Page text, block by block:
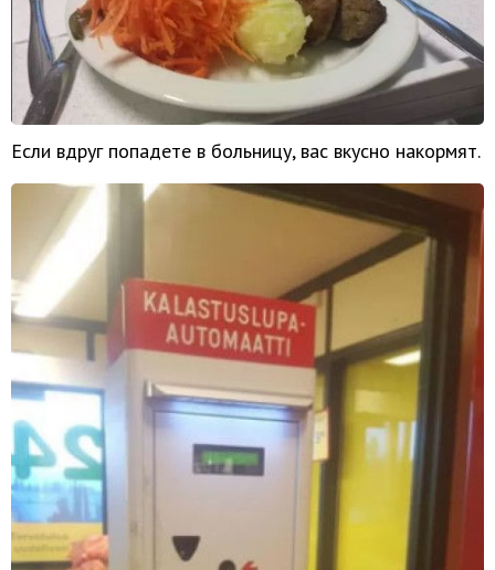
Если вдруг попадете в больницу, вас вкусно накормят.